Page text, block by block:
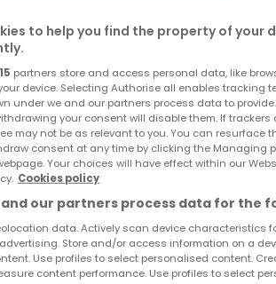
ET VISITE : FRANCOIS AU
ou
vente des parcelles varient en
surfaces, exemple de prix pour
232 m².
honoraires
:
bySeller
to help you find the property of your
partners store and access personal data, like
device. Selecting Authorise all enables tracking
under we and our partners process data to
your consent will disable them. If
may not be as relevant to you. You can resurface
consent at any time by clicking the Managing
Your choices will have effect within our
Cookies policy
our partners process data for the
data. Actively scan device characteristics
Store and/or access information on a
Use profiles to select personalised content.
content performance. Use profiles to select